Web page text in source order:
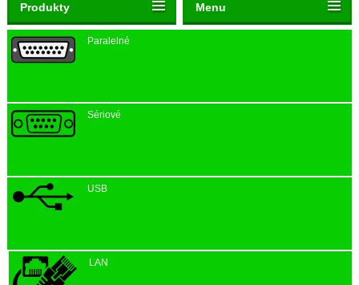
Paralelné
Sériové
USB
LAN
Produkty Menu